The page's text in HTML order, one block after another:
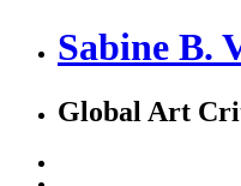
Sabine B.
Global Art